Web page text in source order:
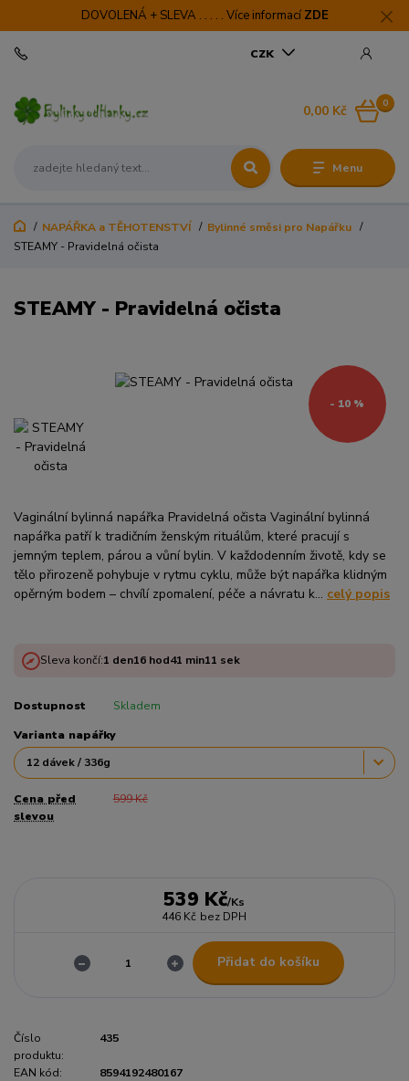
DOVOLENÁ + SLEVA . . . . . Více informací ZDE
Menu
CZK
0
0,00 Kč
NAPÁŘKA a TĚHOTENSTVÍ
Bylinné směsi pro Napářku
STEAMY - Pravidelná očista
STEAMY - Pravidelná očista
- 10 %
Vaginální bylinná napářka Pravidelná očista Vaginální bylinná
napářka patří k tradičním ženským rituálům, které pracují s
jemným teplem, párou a vůní bylin. V každodenním životě, kdy se
tělo přirozeně pohybuje v rytmu cyklu, může být napářka klidným
opěrným bodem – chvílí zpomalení, péče a návratu k... celý popis
Sleva končí:1 den16hod41 min11 sek
Dostupnost Skladem
Varianta napářky
Cena před
slevou
599 Kč
539 Kč/Ks
446 Kč bez DPH
Přidat do košíku
Číslo
produktu:
435
EAN kód:
8594192480167